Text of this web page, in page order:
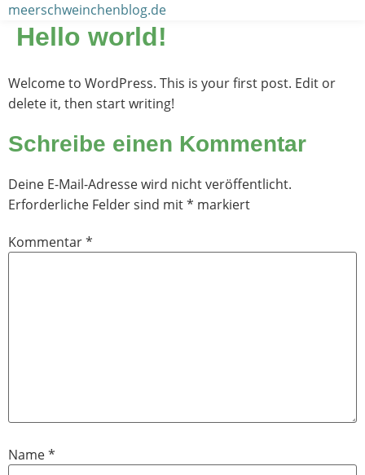
Zum
Inhalt
wechseln
meerschweinchenblog.de
Hello world!
Welcome to WordPress. This is your first post. Edit or
delete it, then start writing!
Schreibe einen Kommentar
Deine E-Mail-Adresse wird nicht veröffentlicht.
Erforderliche Felder sind mit* markiert
Kommentar*
Name*